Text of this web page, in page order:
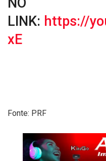
LINK: https://
xE
Fonte: PRF